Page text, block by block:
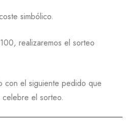
simbólico.
realizaremos el sorteo
con el siguiente pedido que
el sorteo.